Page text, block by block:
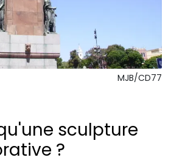
MJB/CD77
sculpture
?